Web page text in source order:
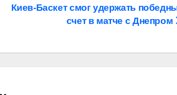
Киев-Баскет смог удержать
счет в матче с Днепром